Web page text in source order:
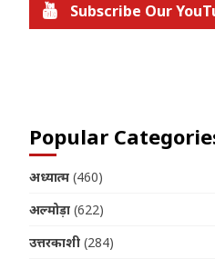
Subscribe Our
Popular
अध्यात्म (460)
अल्मोड़ा (622)
उत्तरकाशी (284)